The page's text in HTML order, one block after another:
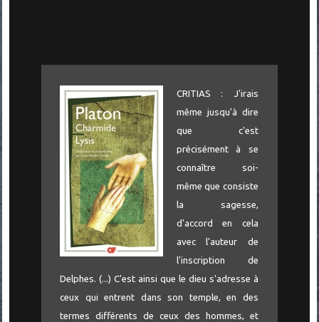
CRITIAS : J'irais
même jusqu'à dire
que c'est
précisément à se
connaître soi-
même que consiste
la sagesse,
d'accord en cela
avec l'auteur de
l'inscription de
Delphes. (...) C'est ainsi que le dieu s'adresse à
ceux qui entrent dans son temple, en des
termes différents de ceux des hommes, et